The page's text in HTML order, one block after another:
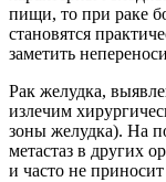
пищи, то при раке
становятся
заметить
Рак желудка,
излечим
зоны желудка). На
метастаз в других
и часто не